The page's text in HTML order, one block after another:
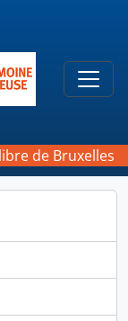
de Bruxelles